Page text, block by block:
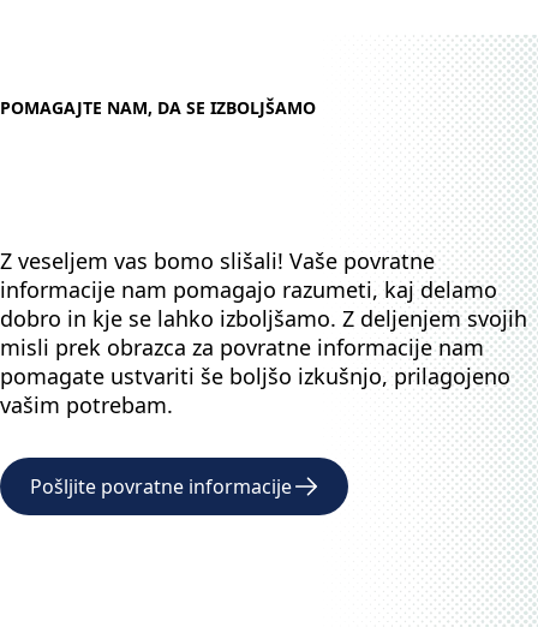
POMAGAJTE NAM, DA SE IZBOLJŠAMO
Z veseljem vas bomo slišali! Vaše povratne
informacije nam pomagajo razumeti, kaj delamo
dobro in kje se lahko izboljšamo. Z deljenjem svojih
misli prek obrazca za povratne informacije nam
pomagate ustvariti še boljšo izkušnjo, prilagojeno
vašim potrebam.
Pošljite povratne informacije